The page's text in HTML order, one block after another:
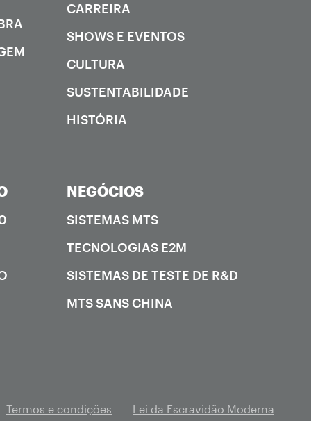
CARREIRA
SHOWS E EVENTOS
CULTURA
SUSTENTABILIDADE
HISTÓRIA
NEGÓCIOS
SISTEMAS MTS
TECNOLOGIAS E2M
SISTEMAS DE TESTE DE R&D
MTS SANS CHINA
Termos e condições Lei da Escravidão Moderna